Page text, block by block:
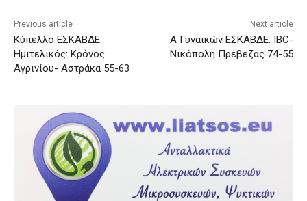
Previous article
Kύπελλο ΕΣΚΑΒΔΕ:
Ημιτελικός: Κρόνος
Αγρινίου- Αστράκα 55-63
Next article
Α Γυναικών ΕΣΚΑΒΔΕ: IBC-
Νικόπολη Πρέβεζας 74-55